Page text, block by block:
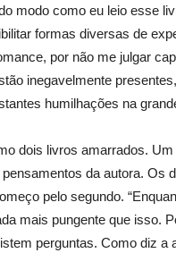
modo como eu leio esse
formas diversas de
por não me julgar
inegavelmente
humilhações na
dois livros amarrados.
da autora. Os
pelo segundo.
mais pungente que isso.
perguntas. Como diz a